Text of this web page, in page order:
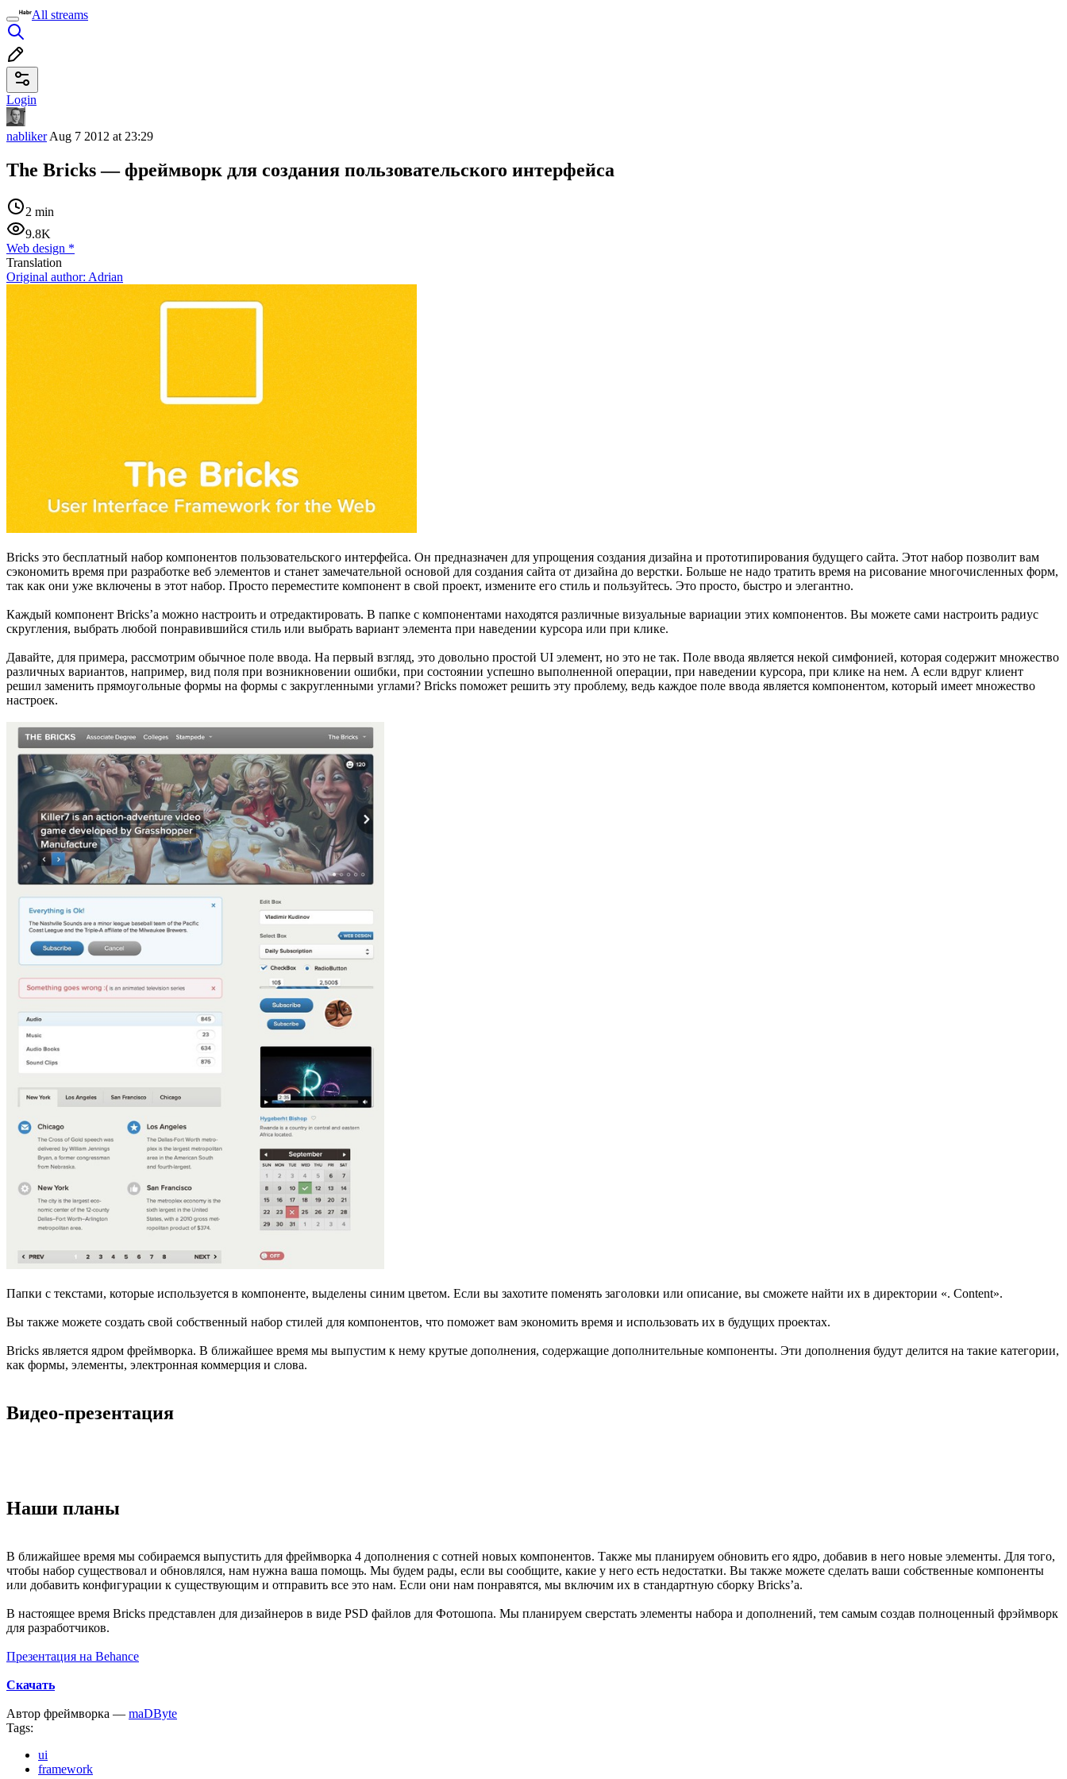
All streams
Login
nablikerAug 7 2012 at 23:29
The Bricks — фреймворк для создания пользовательского интерфейса
2 min
9.8K
Web design *
Translation
Original author: Adrian
Bricks это бесплатный набор компонентов пользовательского интерфейса. Он предназначен для упрощения создания дизайна и прототипирования будущего сайта. Этот набор позволит вам
сэкономить время при разработке веб элементов и станет замечательной основой для создания сайта от дизайна до верстки. Больше не надо тратить время на рисование многочисленных форм,
так как они уже включены в этот набор. Просто переместите компонент в свой проект, измените его стиль и пользуйтесь. Это просто, быстро и элегантно.
Каждый компонент Bricks’а можно настроить и отредактировать. В папке с компонентами находятся различные визуальные вариации этих компонентов. Вы можете сами настроить радиус
скругления, выбрать любой понравившийся стиль или выбрать вариант элемента при наведении курсора или при клике.
Давайте, для примера, рассмотрим обычное поле ввода. На первый взгляд, это довольно простой UI элемент, но это не так. Поле ввода является некой симфонией, которая содержит множество
различных вариантов, например, вид поля при возникновении ошибки, при состоянии успешно выполненной операции, при наведении курсора, при клике на нем. А если вдруг клиент
решил заменить прямоугольные формы на формы с закругленными углами? Bricks поможет решить эту проблему, ведь каждое поле ввода является компонентом, который имеет множество
настроек.
Папки с текстами, которые используется в компоненте, выделены синим цветом. Если вы захотите поменять заголовки или описание, вы сможете найти их в директории «. Content».
Вы также можете создать свой собственный набор стилей для компонентов, что поможет вам экономить время и использовать их в будущих проектах.
Bricks является ядром фреймворка. В ближайшее время мы выпустим к нему крутые дополнения, содержащие дополнительные компоненты. Эти дополнения будут делится на такие категории,
как формы, элементы, электронная коммерция и слова.
Видео-презентация
Наши планы
В ближайшее время мы собираемся выпустить для фреймворка 4 дополнения с сотней новых компонентов. Также мы планируем обновить его ядро, добавив в него новые элементы. Для того,
чтобы набор существовал и обновлялся, нам нужна ваша помощь. Мы будем рады, если вы сообщите, какие у него есть недостатки. Вы также можете сделать ваши собственные компоненты
или добавить конфигурации к существующим и отправить все это нам. Если они нам понравятся, мы включим их в стандартную сборку Bricks’а.
В настоящее время Bricks представлен для дизайнеров в виде PSD файлов для Фотошопа. Мы планируем сверстать элементы набора и дополнений, тем самым создав полноценный фрэймворк
для разработчиков.
Презентация на Behance
Скачать
Автор фреймворка — maDByte
Tags:
ui
framework